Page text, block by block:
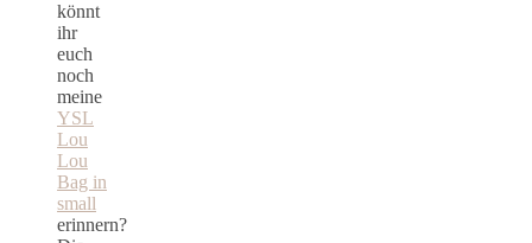
könnt
ihr
euch
noch
meine
YSL
Lou
Lou
Bag in
small
erinnern?